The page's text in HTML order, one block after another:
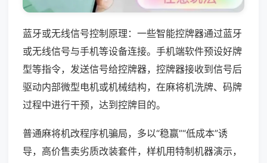
蓝牙或无线信号控制原理：一些智能控牌器通过蓝牙
或无线信号与手机等设备连接。手机端软件预设好牌
型等指令，发送信号给控牌器，控牌器接收到信号后
驱动内部微型电机或机械结构，在麻将机洗牌、码牌
过程中进行干预，达到控牌目的。
普通麻将机改程序机骗局，多以“稳赢”“低成本”诱
导，高价售卖劣质改装套件，样机用特制机器演示，